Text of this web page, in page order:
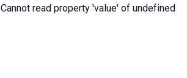
Cannot read property 'value' of undefined